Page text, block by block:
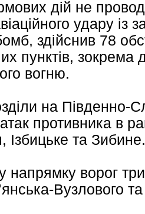
дій не
удару із
здійснив 78
пунктів, зокрема
вогню.
на
противника в
Ізбицьке та Зибине.
напрямку ворог
Вузлового